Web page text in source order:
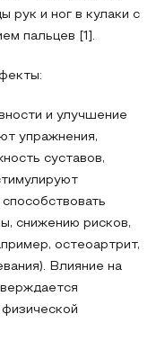
рук и ног в кулаки с
пальцев [1].
и улучшение
упражнения,
суставов,
снижению рисков,
остеоартрит,
Влияние на